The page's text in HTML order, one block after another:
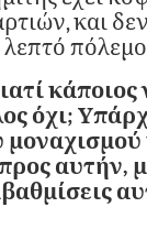
και
λεπτό
όχι;
μοναχισμού
αυτήν,